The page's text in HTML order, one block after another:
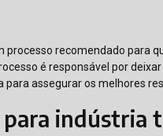
recomendado para
é responsável por
assegurar os melhores
para indústria